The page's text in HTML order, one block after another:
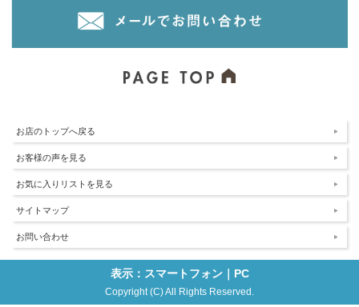
お店のトップへ戻る
お客様の声を見る
お気に入りリストを見る
サイトマップ
お問い合わせ
表示：スマートフォン｜ PC
Copyright (C) All Rights Reserved.